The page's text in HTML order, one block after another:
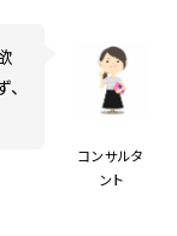
コンサルタ
ント